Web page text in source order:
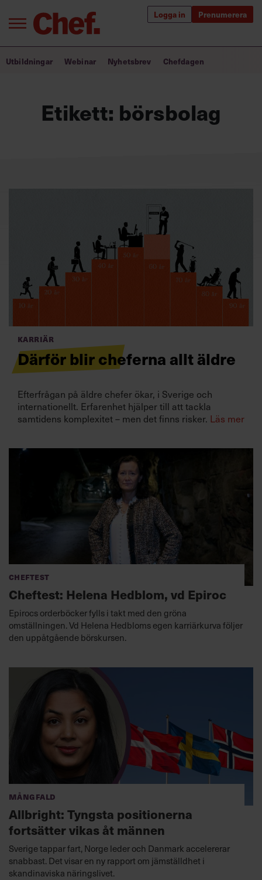
Logga in Prenumerera
Prenumerera
Kontakta oss
Kundservice
Villkor och policy för
personuppgiftsbehandling
Bra ledare förändrar världen
Utbildning för ledare
Utbildningar Webinar Nyhetsbrev Chefdagen
Etikett: börsbolag
Karriär
Därför blir cheferna allt äldre
Efterfrågan på äldre chefer ökar, i Sverige och
internationellt. Erfarenhet hjälper till att tackla
samtidens komplexitet – men det finns risker. Läs mer
Cheftest
Cheftest: Helena Hedblom, vd Epiroc
Epirocs orderböcker fylls i takt med den gröna
omställningen. Vd Helena Hedbloms egen karriärkurva följer
den uppåtgående börskursen.
Mångfald
Allbright: Tyngsta positionerna
fortsätter vikas åt männen
Sverige tappar fart, Norge leder och Danmark accelererar
snabbast. Det visar en ny rapport om jämställdhet i
skandinaviska näringslivet.